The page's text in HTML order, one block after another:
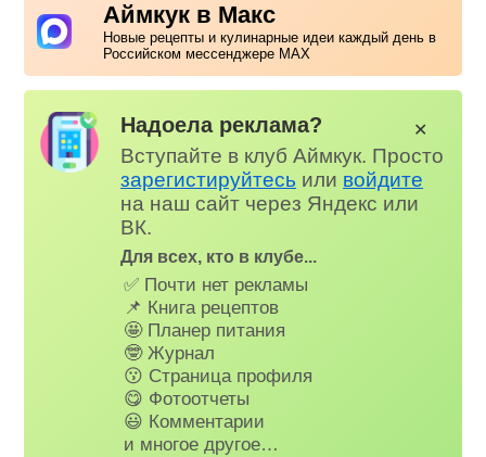
Аймкук в Макс
Новые рецепты и кулинарные идеи каждый день в
Российском мессенджере MAX
Надоела реклама?
Вступайте в клуб Аймкук. Просто
зарегистируйтесь или войдите
на наш сайт через Яндекс или
ВК.
Для всех, кто в клубе...
✅ Почти нет рекламы
📌 Книга рецептов
🤩 Планер питания
🤓 Журнал
😗 Страница профиля
😋 Фотоотчеты
😃 Комментарии
и многое другое…
✕